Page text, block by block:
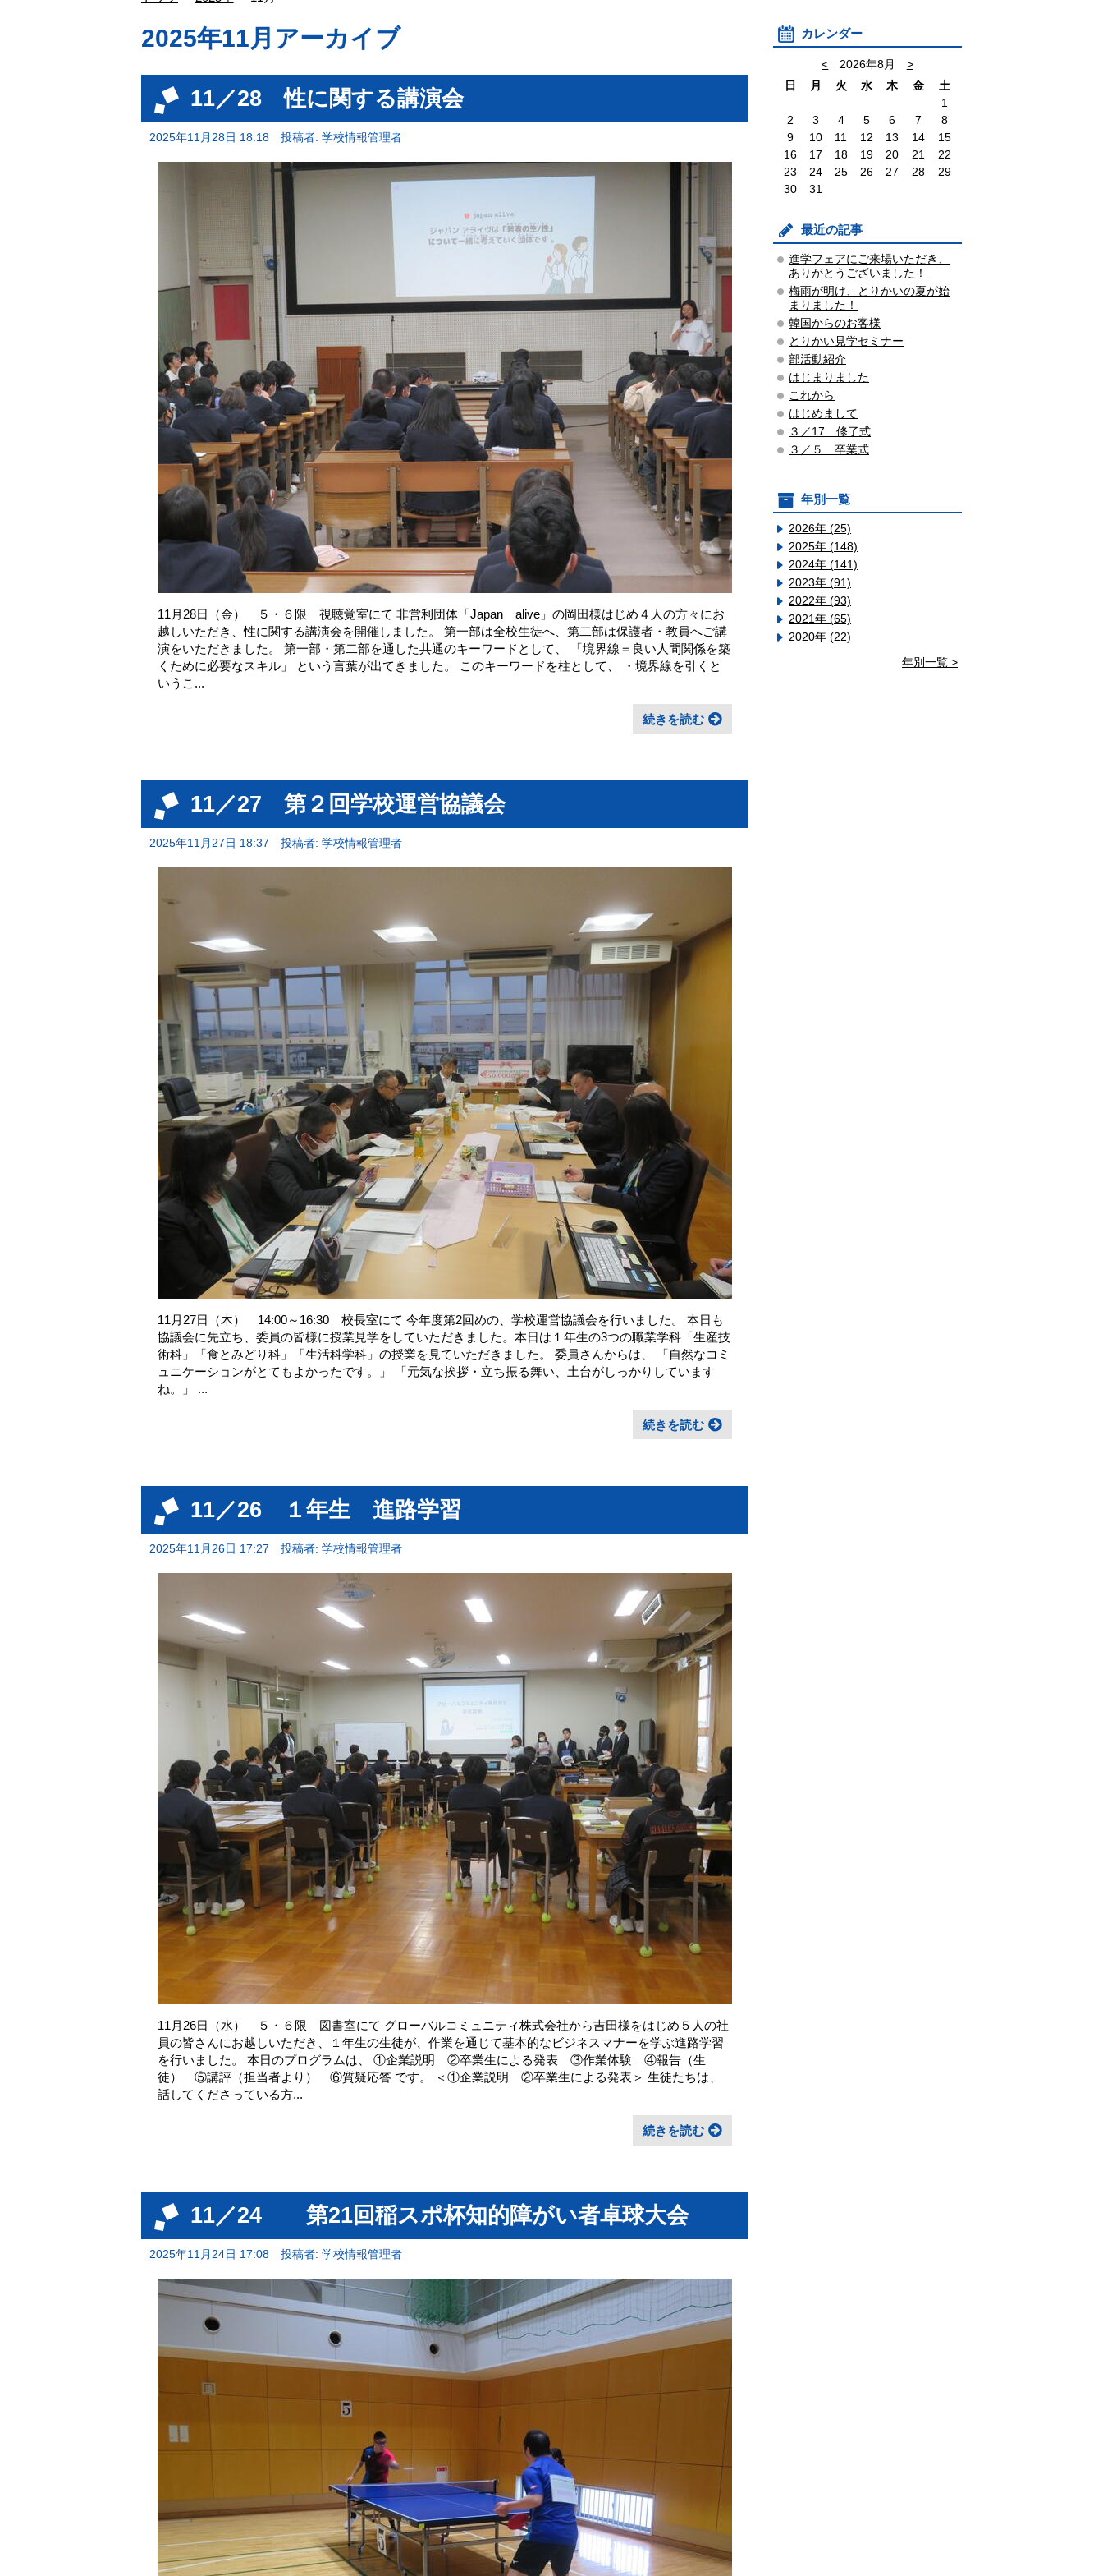
2025年11月アーカイブ
11／28 性に関する講演会
2025年11月28日 18:18 投稿者: 学校情報管理者
11月28日（金） ５・６限 視聴覚室にて 非営利団体「Japan alive」の岡田様はじめ４人の方々にお
越しいただき、性に関する講演会を開催しました。 第一部は全校生徒へ、第二部は保護者・教員へご講
演をいただきました。 第一部・第二部を通した共通のキーワードとして、 「境界線＝良い人間関係を築
くために必要なスキル」 という言葉が出てきました。 このキーワードを柱として、 ・境界線を引くと
いうこ...
続きを読む
11／27 第２回学校運営協議会
2025年11月27日 18:37 投稿者: 学校情報管理者
11月27日（木） 14:00～16:30 校長室にて 今年度第2回めの、学校運営協議会を行いました。 本日も
協議会に先立ち、委員の皆様に授業見学をしていただきました。本日は１年生の3つの職業学科「生産技
術科」「食とみどり科」「生活科学科」の授業を見ていただきました。 委員さんからは、 「自然なコミ
ュニケーションがとてもよかったです。」 「元気な挨拶・立ち振る舞い、土台がしっかりしています
ね。」 ...
続きを読む
11／26 １年生 進路学習
2025年11月26日 17:27 投稿者: 学校情報管理者
11月26日（水） ５・６限 図書室にて グローバルコミュニティ株式会社から吉田様をはじめ５人の社
員の皆さんにお越しいただき、１年生の生徒が、作業を通じて基本的なビジネスマナーを学ぶ進路学習
を行いました。 本日のプログラムは、 ①企業説明 ②卒業生による発表 ③作業体験 ④報告（生
徒） ⑤講評（担当者より） ⑥質疑応答 です。 ＜①企業説明 ②卒業生による発表＞ 生徒たちは、
話してくださっている方...
続きを読む
11／24 第21回稲スポ杯知的障がい者卓球大会
2025年11月24日 17:08 投稿者: 学校情報管理者
カレンダー
< 2026年8月
>
日
月 火 水 木 金
土
1
2
3 4 5 6 7
8
9
10 11 12 13 14
15
16
17 18 19 20 21
22
23
24 25 26 27 28
29
30
31
最近の記事
進学フェアにご来場いただき、
ありがとうございました！
梅雨が明け、とりかいの夏が始
まりました！
韓国からのお客様
とりかい見学セミナー
部活動紹介
はじまりました
これから
はじめまして
３／17 修了式
３／５ 卒業式
年別一覧
2026年 (25)
2025年 (148)
2024年 (141)
2023年 (91)
2022年 (93)
2021年 (65)
2020年 (22)
年別一覧 >